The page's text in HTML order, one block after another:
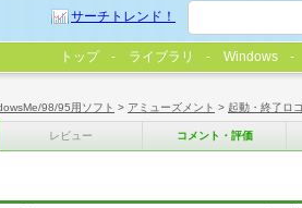
98/95用ソフト > アミューズメント > 起動・終了ロ
レビュー コメント・評価
サーチトレンド！
トップ ライブラリ Windows